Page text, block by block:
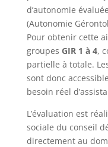
d’autonomie
(Autonomie
Pour obtenir cette
groupes GIR 1 à 4,
partielle à totale.
sont donc
besoin réel
L’évaluation est
sociale du conseil
directement au